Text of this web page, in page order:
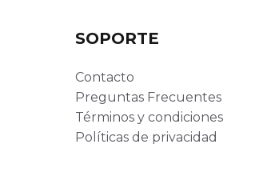
SOPORTE
Contacto
Preguntas Frecuentes
Términos y condiciones
Políticas de privacidad